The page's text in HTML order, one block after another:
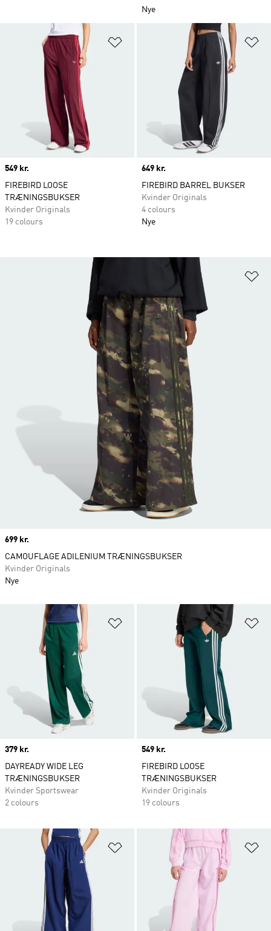
Nye
Føj til ønskeliste
Price
549 kr.
FIREBIRD LOOSE
TRÆNINGSBUKSER
Kvinder Originals
19 colours
Price
649 kr.
FIREBIRD BARREL BUKSER
Kvinder Originals
4 colours
Nye
Føj til ønskeliste
Price
379 kr.
DAYREADY WIDE LEG
TRÆNINGSBUKSER
Kvinder Sportswear
2 colours
Price
549 kr.
FIREBIRD LOOSE
TRÆNINGSBUKSER
Kvinder Originals
19 colours
Føj til ønskeliste
Price
699 kr.
CAMOUFLAGE ADILENIUM TRÆNINGSBUKSER
Kvinder Originals
Nye